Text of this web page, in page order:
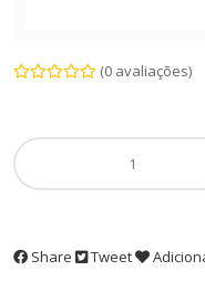
(0 avaliações)
Share Tweet